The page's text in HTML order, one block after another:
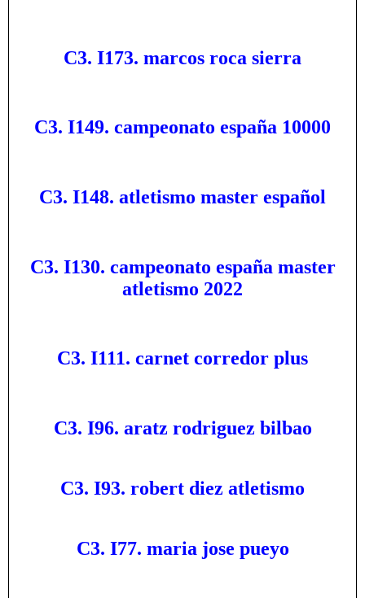
C3. I173. marcos roca sierra
C3. I149. campeonato españa 10000
C3. I148. atletismo master español
C3. I130. campeonato españa master
atletismo 2022
C3. I111. carnet corredor plus
C3. I96. aratz rodriguez bilbao
C3. I93. robert diez atletismo
C3. I77. maria jose pueyo